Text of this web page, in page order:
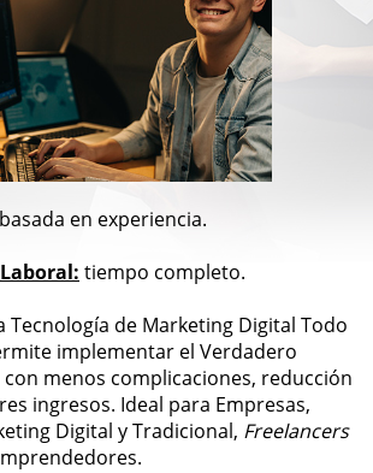
basada en experiencia.
tiempo completo.
Tecnología de Marketing Digital Todo
implementar el Verdadero
menos complicaciones, reducción
ingresos. Ideal para Empresas,
Digital y Tradicional, Freelancers